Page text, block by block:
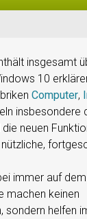
insgesamt
10
Computer,
insbesondere
neuen
immer auf dem
machen keinen
helfen